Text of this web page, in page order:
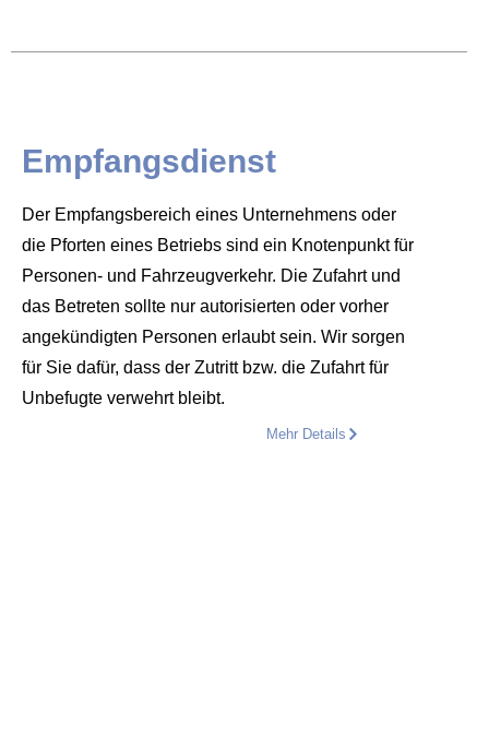
Empfangsdienst
Der Empfangsbereich eines Unternehmens oder
die Pforten eines Betriebs sind ein Knotenpunkt für
Personen- und Fahrzeugverkehr. Die Zufahrt und
das Betreten sollte nur autorisierten oder vorher
angekündigten Personen erlaubt sein. Wir sorgen
für Sie dafür, dass der Zutritt bzw. die Zufahrt für
Unbefugte verwehrt bleibt.
Mehr Details